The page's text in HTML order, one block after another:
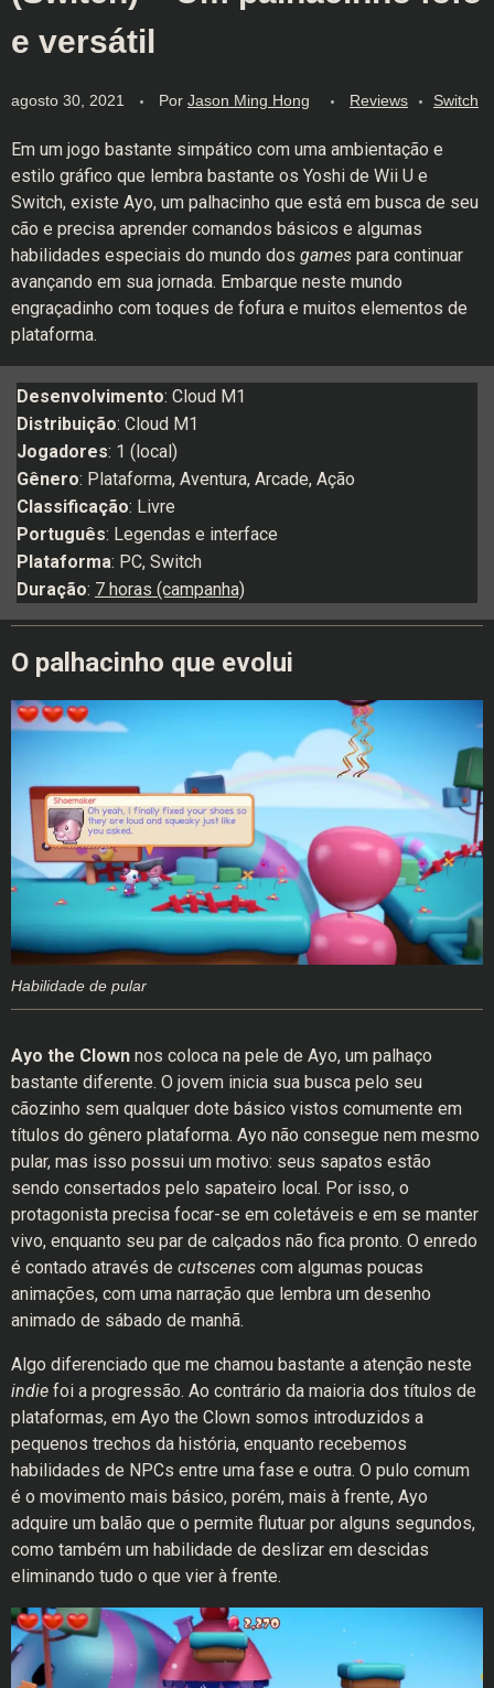
e versátil
agosto 30, 2021 Por Jason Ming Hong Reviews Switch
Em um jogo bastante simpático com uma ambientação e
estilo gráfico que lembra bastante os Yoshi de Wii U e
Switch, existe Ayo, um palhacinho que está em busca de seu
cão e precisa aprender comandos básicos e algumas
habilidades especiais do mundo dos games para continuar
avançando em sua jornada. Embarque neste mundo
engraçadinho com toques de fofura e muitos elementos de
plataforma.
Desenvolvimento: Cloud M1
Distribuição: Cloud M1
Jogadores: 1 (local)
Gênero: Plataforma, Aventura, Arcade, Ação
Classificação: Livre
Português: Legendas e interface
Plataforma: PC, Switch
Duração: 7 horas (campanha)
O palhacinho que evolui
Habilidade de pular
Ayo the Clown nos coloca na pele de Ayo, um palhaço
bastante diferente. O jovem inicia sua busca pelo seu
cãozinho sem qualquer dote básico vistos comumente em
títulos do gênero plataforma. Ayo não consegue nem mesmo
pular, mas isso possui um motivo: seus sapatos estão
sendo consertados pelo sapateiro local. Por isso, o
protagonista precisa focar-se em coletáveis e em se manter
vivo, enquanto seu par de calçados não fica pronto. O enredo
é contado através de cutscenes com algumas poucas
animações, com uma narração que lembra um desenho
animado de sábado de manhã.
Algo diferenciado que me chamou bastante a atenção neste
indie foi a progressão. Ao contrário da maioria dos títulos de
plataformas, em Ayo the Clown somos introduzidos a
pequenos trechos da história, enquanto recebemos
habilidades de NPCs entre uma fase e outra. O pulo comum
é o movimento mais básico, porém, mais à frente, Ayo
adquire um balão que o permite flutuar por alguns segundos,
como também um habilidade de deslizar em descidas
eliminando tudo o que vier à frente.